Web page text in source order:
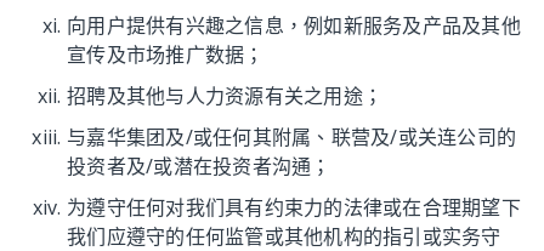
向用户提供有兴趣之信息，例如新服务及产品及其他
宣传及市场推广数据；
招聘及其他与人力资源有关之用途；
与嘉华集团及/或任何其附属、联营及/或关连公司的
投资者及/或潜在投资者沟通；
为遵守任何对我们具有约束力的法律或在合理期望下
我们应遵守的任何监管或其他机构的指引或实务守